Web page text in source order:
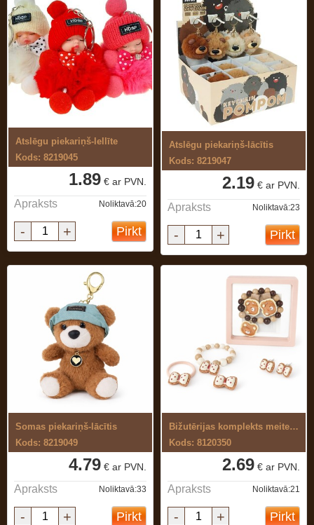
Atslēgu piekariņš-lellīte
Kods: 8219045
1.89 € ar PVN.
Apraksts Noliktavā:20
- + Pirkt
Atslēgu piekariņš-lācītis
Kods: 8219047
2.19 € ar PVN.
Apraksts Noliktavā:23
- + Pirkt
Somas piekariņš-lācītis
Kods: 8219049
4.79 € ar PVN.
Apraksts Noliktavā:33
- + Pirkt
Bižutērijas komplekts meitenēm
Kods: 8120350
2.69 € ar PVN.
Apraksts Noliktavā:21
- + Pirkt